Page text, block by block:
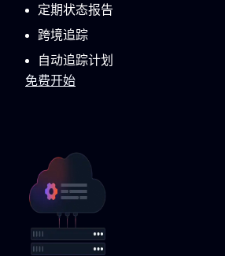
定期状态报告
跨境追踪
自动追踪计划
免费开始